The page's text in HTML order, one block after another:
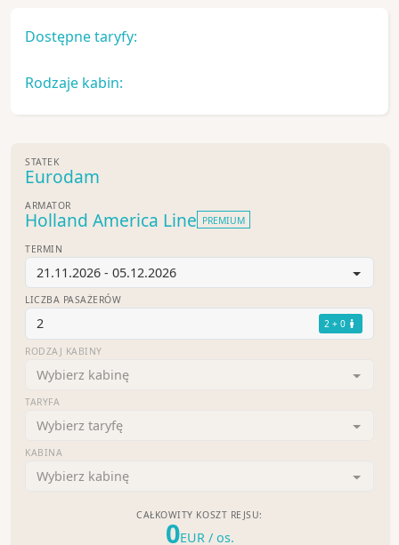
Dostępne taryfy:
Rodzaje kabin:
STATEK
Eurodam
ARMATOR
Holland America Line PREMIUM
TERMIN
21.11.2026 - 05.12.2026
LICZBA PASAŻERÓW
2 2 + 0
RODZAJ KABINY
Wybierz kabinę
TARYFA
Wybierz taryfę
KABINA
Wybierz kabinę
CAŁKOWITY KOSZT REJSU:
0EUR / os.